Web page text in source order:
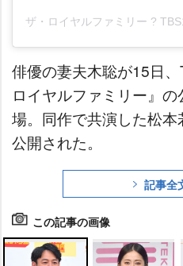
俳優の妻夫木聡が15日
ロイヤルファミリー』
場。同作で共演した松
公開された。
記事全
この記事の画像